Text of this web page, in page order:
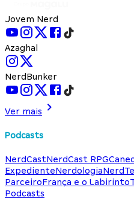
Jovem Nerd
Azaghal
NerdBunker
Ver mais
Podcasts
NerdCastNerdCast RPG
ExpedienteNerdologia
ParceiroFrança e o Labirinto
Podcasts